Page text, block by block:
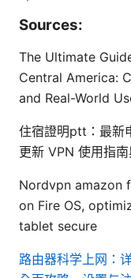
Sources:
The Ultimate
Central America:
and Real-World
住宿證明ptt：最新
更新 VPN 使用指
Nordvpn amazon
on Fire OS,
tablet secure
路由器科学上网：